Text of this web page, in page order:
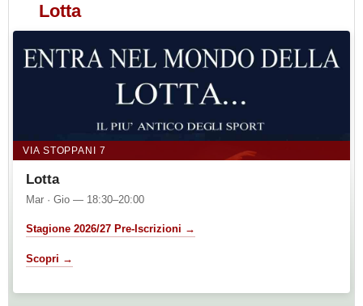
Lotta
VIA STOPPANI 7
Lotta
Mar · Gio — 18:30–20:00
Stagione 2026/27 Pre-Iscrizioni →
Scopri →